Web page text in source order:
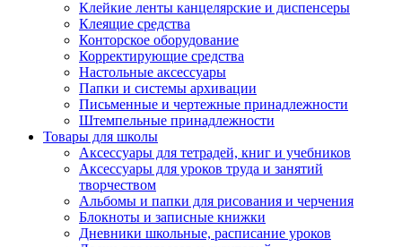
Клейкие ленты канцелярские и диспенсеры
Клеящие средства
Конторское оборудование
Корректирующие средства
Настольные аксессуары
Папки и системы архивации
Письменные и чертежные принадлежности
Штемпельные принадлежности
Товары для школы
Аксессуары для тетрадей, книг и учебников
Аксессуары для уроков труда и занятий
творчеством
Альбомы и папки для рисования и черчения
Блокноты и записные книжки
Дневники школьные, расписание уроков